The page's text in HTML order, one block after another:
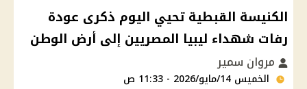
الكنيسة القبطية تحيي اليوم ذكرى عودة
رفات شهداء ليبيا المصريين إلى أرض الوطن
مروان سمير
الخميس 14/مايو/2026 - 11:33 ص